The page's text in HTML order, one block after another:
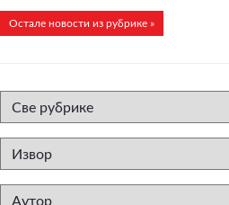
Остале новости из рубрике »